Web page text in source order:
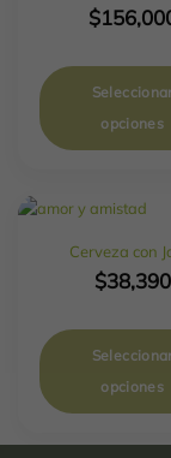
$
opciones
Cerveza con
$38,390
opciones